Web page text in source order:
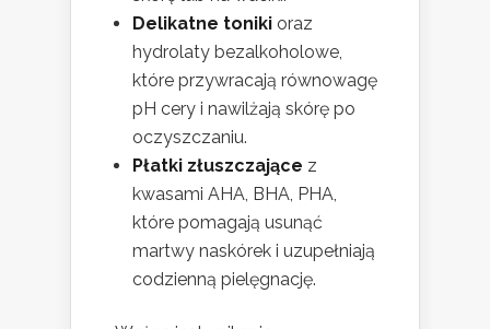
Delikatne toniki oraz
hydrolaty bezalkoholowe,
które przywracają równowagę
pH cery i nawilżają skórę po
oczyszczaniu.
Płatki złuszczające z
kwasami AHA, BHA, PHA,
które pomagają usunąć
martwy naskórek i uzupełniają
codzienną pielęgnację.